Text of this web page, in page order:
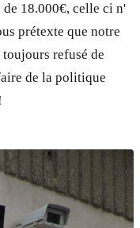
18.000€, celle ci n'
prétexte que notre
refusé de
de la politique